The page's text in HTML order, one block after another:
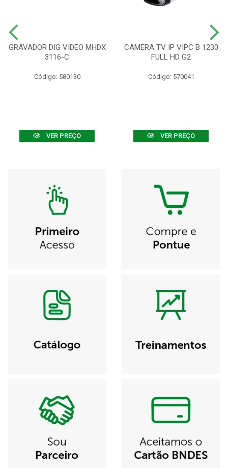
GRAVADOR DIG VIDEO MHDX
3116-C
Código: 580130
VER PREÇO
CAMERA TV IP VIPC B 1230
FULL HD G2
Código: 570041
VER PREÇO